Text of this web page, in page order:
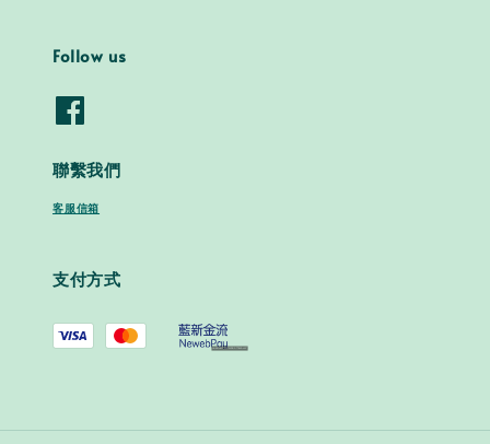
Follow us
聯繫我們
客服信箱
支付方式